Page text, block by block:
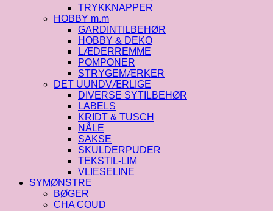
TRYKKNAPPER
HOBBY m.m
GARDINTILBEHØR
HOBBY & DEKO
LÆDERREMME
POMPONER
STRYGEMÆRKER
DET UUNDVÆRLIGE
DIVERSE SYTILBEHØR
LABELS
KRIDT & TUSCH
NÅLE
SAKSE
SKULDERPUDER
TEKSTIL-LIM
VLIESELINE
SYMØNSTRE
BØGER
CHA COUD